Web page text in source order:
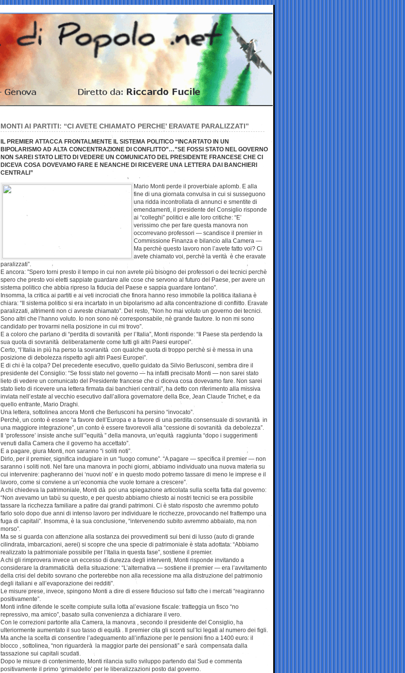
MONTI AI PARTITI: “CI AVETE CHIAMATO PERCHE’ ERAVATE PARALIZZATI”
IL PREMIER ATTACCA FRONTALMENTE IL SISTEMA POLITICO “INCARTATO IN UN
BIPOLARISMO AD ALTA CONCENTRAZIONE DI CONFLITTO”…”SE FOSSI STATO NEL GOVERNO
NON SAREI STATO LIETO DI VEDERE UN COMUNICATO DEL PRESIDENTE FRANCESE CHE CI
DICEVA COSA DOVEVAMO FARE E NEANCHE DI RICEVERE UNA LETTERA DAI BANCHIERI
CENTRALI”
Mario Monti perde il proverbiale aplomb. E alla
fine di una giornata convulsa in cui si susseguono
una ridda incontrollata di annunci e smentite di
emendamenti, il presidente del Consiglio risponde
ai “colleghi” politici e alle loro critiche: “E’
verissimo che per fare questa manovra non
occorrevano professori — scandisce il premier in
Commissione Finanza e bilancio alla Camera —
Ma perchè questo lavoro non l’avete fatto voi? Ci
avete chiamato voi, perchè la verità è che eravate
paralizzati”.
E ancora: ”Spero torni presto il tempo in cui non avrete più bisogno dei professori o dei tecnici perchè
spero che presto voi eletti sappiate guardare alle cose che servono al futuro del Paese, per avere un
sistema politico che abbia ripreso la fiducia del Paese e sappia guardare lontano”.
Insomma, la critica ai partiti e ai veti incrociati che finora hanno reso immobile la politica italiana è
chiara: “Il sistema politico si era incartato in un bipolarismo ad alta concentrazione di conflitto. Eravate
paralizzati, altrimenti non ci avreste chiamato”. Del resto, “Non ho mai voluto un governo dei tecnici.
Sono altri che l’hanno voluto. Io non sono nè corresponsabile, nè grande fautore. Io non mi sono
candidato per trovarmi nella posizione in cui mi trovo”.
E a coloro che parlano di “perdita di sovranità per l’Italia”, Monti risponde: “Il Paese sta perdendo la
sua quota di sovranità deliberatamente come tutti gli altri Paesi europei”.
Certo, “l’Italia in più ha perso la sovranità con qualche quota di troppo perchè si è messa in una
posizione di debolezza rispetto agli altri Paesi Europei”.
E di chi è la colpa? Del precedente esecutivo, quello guidato da Silvio Berlusconi, sembra dire il
presidente del Consiglio: “Se fossi stato nel governo — ha infatti precisato Monti — non sarei stato
lieto di vedere un comunicato del Presidente francese che ci diceva cosa dovevamo fare. Non sarei
stato lieto di ricevere una lettera firmata dai banchieri centrali”, ha detto con riferimento alla missiva
inviata nell’estate al vecchio esecutivo dall’allora governatore della Bce, Jean Claude Trichet, e da
quello entrante, Mario Draghi.
Una lettera, sottolinea ancora Monti che Berlusconi ha persino “invocato”.
Perchè, un conto è essere “a favore dell’Europa e a favore di una perdita consensuale di sovranità in
una maggiore integrazione”, un conto è essere favorevoli alla “cessione di sovranità da debolezza”.
Il ‘professore’ insiste anche sull’”equità ” della manovra, un’equità raggiunta “dopo i suggerimenti
venuti dalla Camera che il governo ha accettato”.
E a pagare, giura Monti, non saranno “i soliti noti”.
Dirlo, per il premier, significa indugiare in un “luogo comune”. “A pagare — specifica il premier — non
saranno i soliti noti. Nel fare una manovra in pochi giorni, abbiamo individuato una nuova materia su
cui intervenire: pagheranno dei ‘nuovi noti’ e in questo modo potremo tassare di meno le imprese e il
lavoro, come si conviene a un’economia che vuole tornare a crescere”.
A chi chiedeva la patrimoniale, Monti dà poi una spiegazione articolata sulla scelta fatta dal governo:
“Non avevamo un tabù su questo, e per questo abbiamo chiesto ai nostri tecnici se era possibile
tassare la ricchezza familiare a patire dai grandi patrimoni. Ci è stato risposto che avremmo potuto
farlo solo dopo due anni di intenso lavoro per individuare le ricchezze, provocando nel frattempo una
fuga di capitali”. Insomma, è la sua conclusione, “intervenendo subito avremmo abbaiato, ma non
morso”.
Ma se si guarda con attenzione alla sostanza dei provvedimenti sui beni di lusso (auto di grande
cilindrata, imbarcazioni, aerei) si scopre che una specie di patrimoniale è stata adottata: “Abbiamo
realizzato la patrimoniale possibile per l’Italia in questa fase”, sostiene il premier.
A chi gli rimprovera invece un eccesso di durezza degli interventi, Monti risponde invitando a
considerare la drammaticità della situazione: “L’alternativa — sostiene il premier — era l’avvitamento
della crisi del debito sovrano che porterebbe non alla recessione ma alla distruzione del patrimonio
degli italiani e all’evaporazione dei redditi”.
Le misure prese, invece, spingono Monti a dire di essere fiducioso sul fatto che i mercati “reagiranno
positivamente”.
Monti infine difende le scelte compiute sulla lotta al’evasione fiscale: tratteggia un fisco “no
repressivo, ma amico”, basato sulla convenienza a dichiarare il vero.
Con le correzioni partorite alla Camera, la manovra , secondo il presidente del Consiglio, ha
ulteriormente aumentato il suo tasso di equità . Il premier cita gli sconti sul’Ici legati al numero dei figli.
Ma anche la scelta di consentire l’adeguamento all’inflazione per le pensioni fino a 1400 euro: il
blocco , sottolinea, “non riguarderà la maggior parte dei pensionati” e sarà compensata dalla
tassazione sui capitali scudati.
Dopo le misure di contenimento, Monti rilancia sullo sviluppo partendo dal Sud e commenta
positivamente il primo ‘grimaldello’ per le liberalizzazioni posto dal governo.